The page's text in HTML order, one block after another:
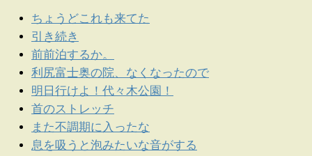
ちょうどこれも来てた
引き続き
前前泊するか。
利尻富士奥の院、なくなったので
明日行けよ！代々木公園！
首のストレッチ
また不調期に入ったな
息を吸うと泡みたいな音がする